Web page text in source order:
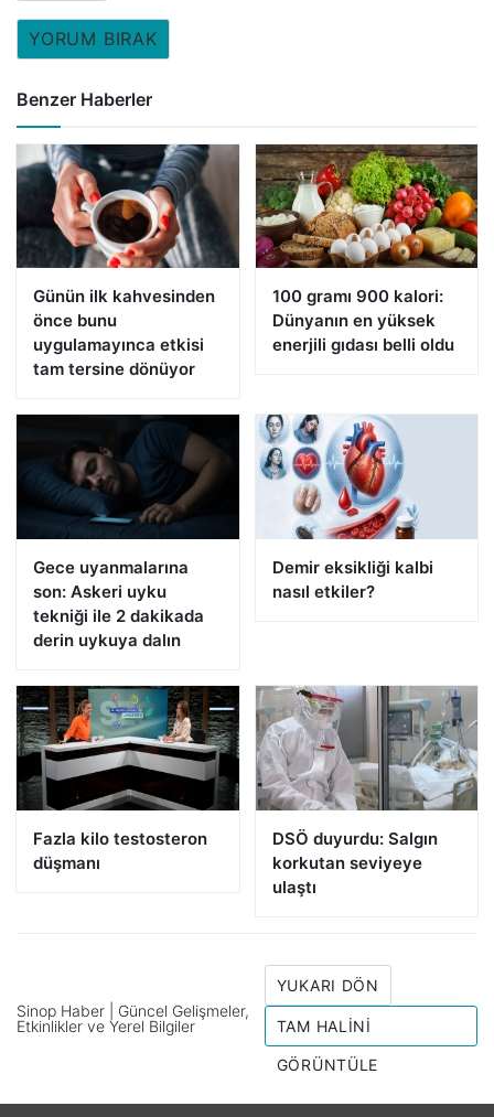
YORUM BIRAK
Benzer Haberler
Günün ilk kahvesinden
önce bunu
uygulamayınca etkisi
tam tersine dönüyor
100 gramı 900 kalori:
Dünyanın en yüksek
enerjili gıdası belli oldu
Gece uyanmalarına
son: Askeri uyku
tekniği ile 2 dakikada
derin uykuya dalın
Demir eksikliği kalbi
nasıl etkiler?
Fazla kilo testosteron
düşmanı
DSÖ duyurdu: Salgın
korkutan seviyeye
ulaştı
Sinop Haber | Güncel Gelişmeler,
Etkinlikler ve Yerel Bilgiler
YUKARI DÖN
TAM HALINI
GÖRÜNTÜLE